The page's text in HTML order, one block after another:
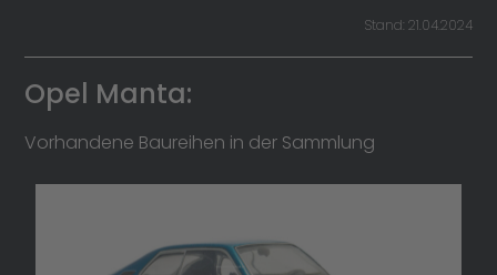
Stand: 21.04.2024
Opel Manta:
Vorhandene Baureihen in der Sammlung